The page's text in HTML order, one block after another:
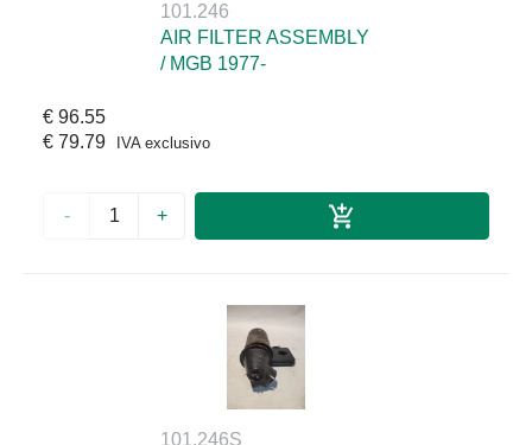
101.246
AIR FILTER ASSEMBLY
/ MGB 1977-
€ 96.55
€ 79.79
IVA exclusivo
- +
101.246S